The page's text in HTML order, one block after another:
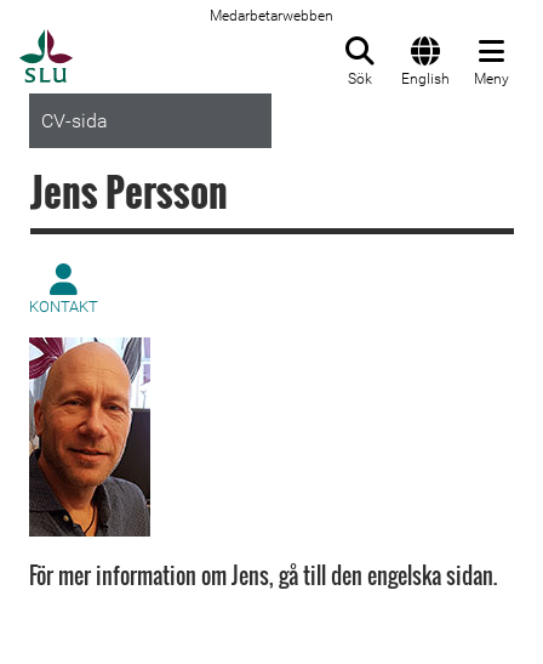
Medarbetarwebben
Sök English Meny
CV-sida
Jens Persson
KONTAKT
För mer information om Jens, gå till den engelska sidan.